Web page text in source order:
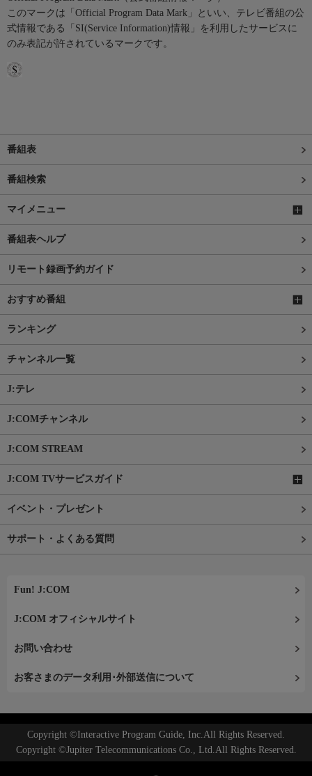
このマークは「Official Program Data Mark」といい、テレビ番組の公
式情報である「SI(Service Information)情報」を利用したサービスに
のみ表記が許されているマークです。
番組表
番組検索
マイメニュー
番組表ヘルプ
リモート録画予約ガイド
おすすめ番組
ランキング
チャンネル一覧
J:テレ
J:COMチャンネル
J:COM STREAM
J:COM TVサービスガイド
イベント・プレゼント
サポート・よくある質問
Fun! J:COM
J:COM オフィシャルサイト
お問い合わせ
お客さまのデータ利用･外部送信について
Copyright ©Interactive Program Guide, Inc.All Rights Reserved.
Copyright ©Jupiter Telecommunications Co., Ltd.All Rights Reserved.